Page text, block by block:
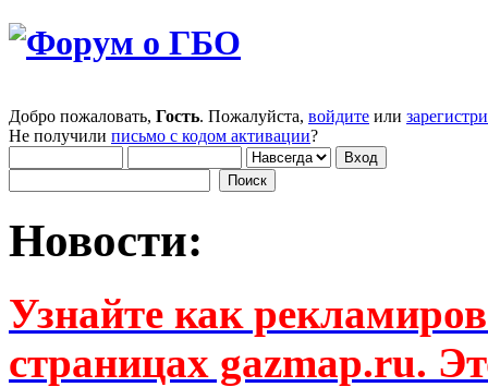
Добро пожаловать, Гость. Пожалуйста, войдите или
Не получили письмо с кодом активации?
Новости:
Узнайте как
страницах gazmap.ru.